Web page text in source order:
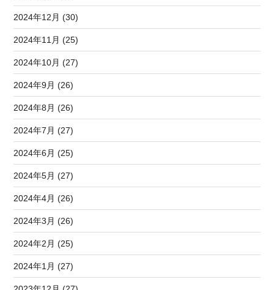
2024年12月 (30)
2024年11月 (25)
2024年10月 (27)
2024年9月 (26)
2024年8月 (26)
2024年7月 (27)
2024年6月 (25)
2024年5月 (27)
2024年4月 (26)
2024年3月 (26)
2024年2月 (25)
2024年1月 (27)